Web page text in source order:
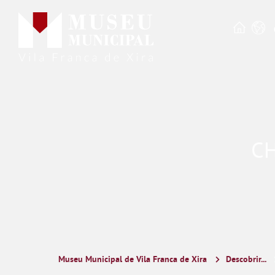
Museu Municipal de Vila Franca de Xira Descobrir...